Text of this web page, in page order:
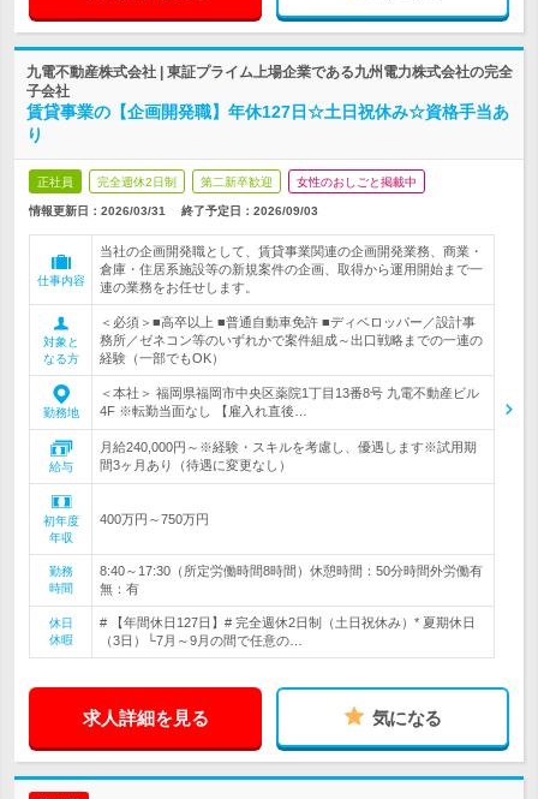
九電不動産株式会社 | 東証プライム上場企業である九州電力株式会社の完全
子会社
賃貸事業の【企画開発職】年休127日☆土日祝休み☆資格手当あ
り
正社員 完全週休2日制 第二新卒歓迎 女性のおしごと掲載中
情報更新日：2026/03/31 終了予定日： 2026/09/03
仕事内容
当社の企画開発職として、賃貸事業関連の企画開発業務、商業・
倉庫・住居系施設等の新規案件の企画、取得から運用開始まで一
連の業務をお任せします。
対象と
なる方
＜必須＞■高卒以上 ■普通自動車免許 ■ディベロッパー／設計事
務所／ゼネコン等のいずれかで案件組成～出口戦略までの一連の
経験（一部でもOK）
勤務地
＜本社＞ 福岡県福岡市中央区薬院1丁目13番8号 九電不動産ビル
4F ※転勤当面なし 【雇入れ直後…
給与
月給240,000円～※経験・スキルを考慮し、優遇します※試用期
間3ヶ月あり（待遇に変更なし）
初年度
年収
400万円～750万円
勤務
時間
8:40～17:30（所定労働時間8時間）休憩時間：50分時間外労働有
無：有
休日
休暇
# 【年間休日127日】# 完全週休2日制（土日祝休み）* 夏期休日
（3日）└7月～9月の間で任意の…
求人詳細を見る 気になる